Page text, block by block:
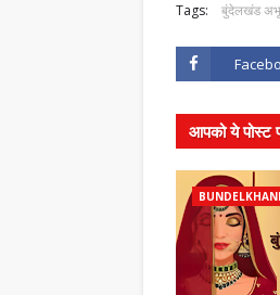
Tags: बुंदेलखंड
आपको ये